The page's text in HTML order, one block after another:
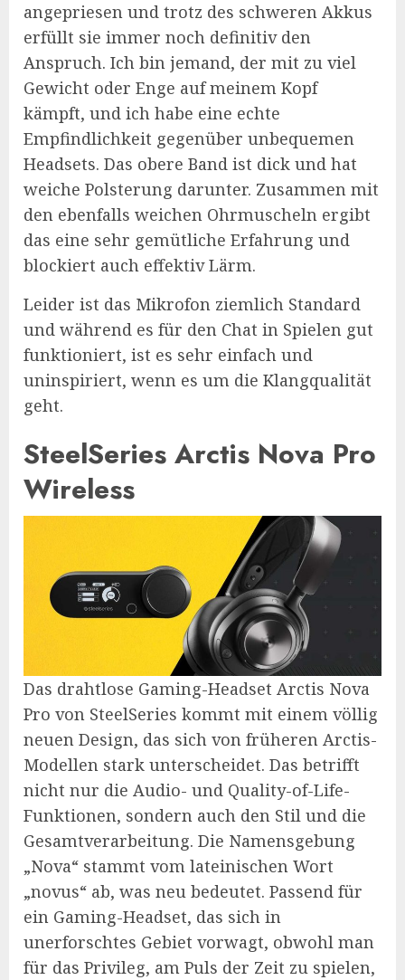
angepriesen und trotz des schweren Akkus
erfüllt sie immer noch definitiv den
Anspruch. Ich bin jemand, der mit zu viel
Gewicht oder Enge auf meinem Kopf
kämpft, und ich habe eine echte
Empfindlichkeit gegenüber unbequemen
Headsets. Das obere Band ist dick und hat
weiche Polsterung darunter. Zusammen mit
den ebenfalls weichen Ohrmuscheln ergibt
das eine sehr gemütliche Erfahrung und
blockiert auch effektiv Lärm.
Leider ist das Mikrofon ziemlich Standard
und während es für den Chat in Spielen gut
funktioniert, ist es sehr einfach und
uninspiriert, wenn es um die Klangqualität
geht.
SteelSeries Arctis Nova Pro
Wireless
Das drahtlose Gaming-Headset Arctis Nova
Pro von SteelSeries kommt mit einem völlig
neuen Design, das sich von früheren Arctis-
Modellen stark unterscheidet. Das betrifft
nicht nur die Audio- und Quality-of-Life-
Funktionen, sondern auch den Stil und die
Gesamtverarbeitung. Die Namensgebung
„Nova“ stammt vom lateinischen Wort
„novus“ ab, was neu bedeutet. Passend für
ein Gaming-Headset, das sich in
unerforschtes Gebiet vorwagt, obwohl man
für das Privileg, am Puls der Zeit zu spielen,